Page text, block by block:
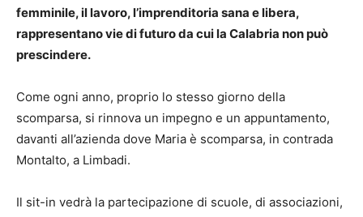
femminile, il lavoro, l’imprenditoria sana e libera,
rappresentano vie di futuro da cui la Calabria non può
prescindere.
Come ogni anno, proprio lo stesso giorno della
scomparsa, si rinnova un impegno e un appuntamento,
davanti all’azienda dove Maria è scomparsa, in contrada
Montalto, a Limbadi.
Il sit-in vedrà la partecipazione di scuole, di associazioni,